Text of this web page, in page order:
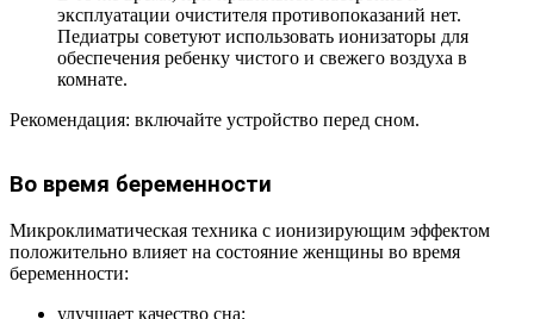
эксплуатации очистителя противопоказаний нет.
Педиатры советуют использовать ионизаторы для
обеспечения ребенку чистого и свежего воздуха в
комнате.
Рекомендация: включайте устройство перед сном.
Во время беременности
Микроклиматическая техника с ионизирующим эффектом
положительно влияет на состояние женщины во время
беременности:
улучшает качество сна;